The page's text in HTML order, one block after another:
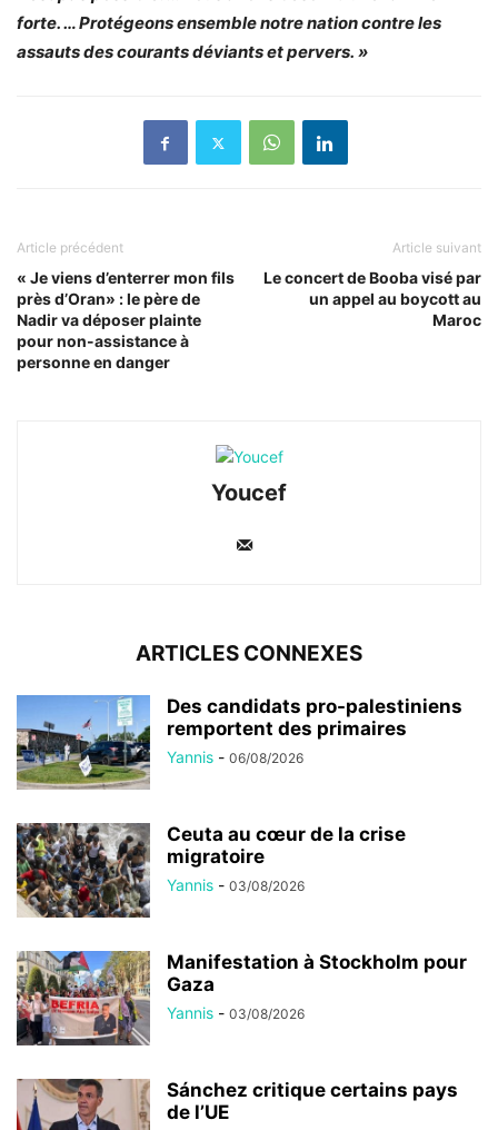
forte. … Protégeons ensemble notre nation contre les
assauts des courants déviants et pervers. »
Article précédent
« Je viens d’enterrer mon fils
près d’Oran» : le père de
Nadir va déposer plainte
pour non-assistance à
personne en danger
Article suivant
Le concert de Booba visé par
un appel au boycott au
Maroc
Youcef
ARTICLES CONNEXES
Des candidats pro-palestiniens
remportent des primaires
Yannis - 06/08/2026
Ceuta au cœur de la crise
migratoire
Yannis - 03/08/2026
Manifestation à Stockholm pour
Gaza
Yannis - 03/08/2026
Sánchez critique certains pays
de l’UE